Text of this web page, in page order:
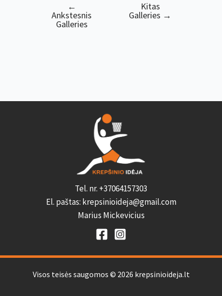
←
Ankstesnis
Galleries
Kitas
Galleries →
Tel. nr. +37064157303
El. paštas: krepsinioideja@gmail.com
Marius Mickevicius
Visos teisės saugomos © 2026 krepsinioideja.lt